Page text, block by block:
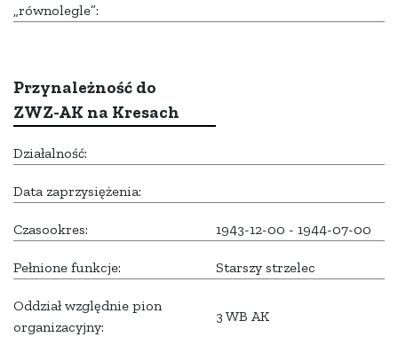
„równolegle”:
Przynależność do
ZWZ-AK na Kresach
Działalność:
Data zaprzysiężenia:
Czasookres: 1943-12-00 - 1944-07-00
Pełnione funkcje: Starszy strzelec
Oddział względnie pion
organizacyjny:
3 WB AK